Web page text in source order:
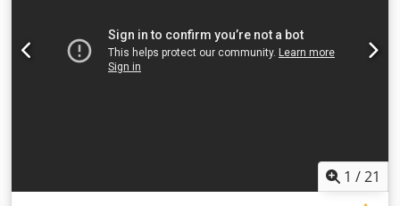
1 /21